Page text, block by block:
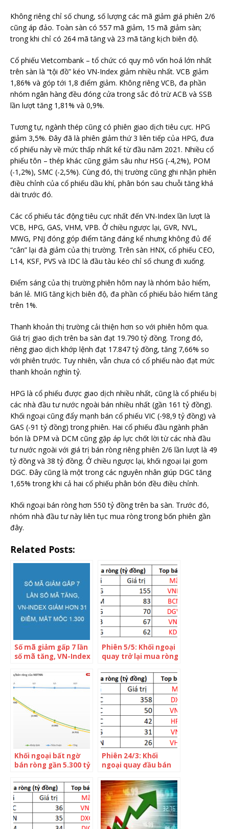
Không riêng chỉ số chung, số lượng các mã giảm giá phiên 2/6
cũng áp đảo. Toàn sàn có 557 mã giảm, 15 mã giảm sàn;
trong khi chỉ có 264 mã tăng và 23 mã tăng kịch biên độ.
Cổ phiếu Vietcombank – tổ chức có quy mô vốn hoá lớn nhất
trên sàn là “tội đồ” kéo VN-Index giảm nhiều nhất. VCB giảm
1,86% và góp tới 1,8 điểm giảm. Không riêng VCB, đa phần
nhóm ngân hàng đều đóng cửa trong sắc đỏ trừ ACB và SSB
lần lượt tăng 1,81% và 0,9%.
Tương tự, ngành thép cũng có phiên giao dịch tiêu cực. HPG
giảm 3,5%. Đây đã là phiên giảm thứ 3 liên tiếp của HPG, đưa
cổ phiếu này về mức thấp nhất kể từ đầu năm 2021. Nhiều cổ
phiếu tôn – thép khác cũng giảm sâu như HSG (-4,2%), POM
(-1,2%), SMC (-2,5%). Cùng đó, thị trường cũng ghi nhận phiên
điều chỉnh của cổ phiếu dầu khí, phân bón sau chuỗi tăng khá
dài trước đó.
Các cổ phiếu tác động tiêu cực nhất đến VN-Index lần lượt là
VCB, HPG, GAS, VHM, VPB. Ở chiều ngược lại, GVR, NVL,
MWG, PNJ đóng góp điểm tăng đáng kể nhưng không đủ để
“cân” lại đà giảm của thị trường. Trên sàn HNX, cổ phiếu CEO,
L14, KSF, PVS và IDC là đầu tàu kéo chỉ số chung đi xuống.
Điểm sáng của thị trường phiên hôm nay là nhóm bảo hiểm,
bán lẻ. MIG tăng kịch biên độ, đa phần cổ phiếu bảo hiểm tăng
trên 1%.
Thanh khoản thị trường cải thiện hơn so với phiên hôm qua.
Giá trị giao dịch trên ba sàn đạt 19.790 tỷ đồng. Trong đó,
riêng giao dịch khớp lệnh đạt 17.847 tỷ đồng, tăng 7,66% so
với phiên trước. Tuy nhiên, vẫn chưa có cổ phiếu nào đạt mức
thanh khoản nghìn tỷ.
HPG là cổ phiếu được giao dịch nhiều nhất, cũng là cổ phiếu bị
các nhà đầu tư nước ngoài bán nhiều nhất (gần 161 tỷ đồng).
Khối ngoại cũng đẩy mạnh bán cổ phiếu VIC (-98,9 tỷ đồng) và
GAS (-91 tỷ đồng) trong phiên. Hai cổ phiếu đầu ngành phân
bón là DPM và DCM cũng gặp áp lực chốt lời từ các nhà đầu
tư nước ngoài với giá trị bán ròng riêng phiên 2/6 lần lượt là 49
tỷ đồng và 38 tỷ đồng. Ở chiều ngược lại, khối ngoại lại gom
DGC. Đây cũng là một trong các nguyên nhân giúp DGC tăng
1,65% trong khi cả hai cổ phiếu phân bón đều điều chỉnh.
Khối ngoại bán ròng hơn 550 tỷ đồng trên ba sàn. Trước đó,
nhóm nhà đầu tư này liên tục mua ròng trong bốn phiên gần
đây.
Related Posts:
Số mã giảm gấp 7 lần
số mã tăng, VN-Index
mất mốc 1.300 dưới
áp lực bán lan rộng
Phiên 5/5: Khối ngoại
quay trở lại mua ròng
sàn trong ngày thị
trường tăng 12 điểm
Khối ngoại bất ngờ
bán ròng gần 5.300 tỷ
11/3, tâm điểm bán
HPG, FUEVFVND và
hàng loạt bluechips
Phiên 24/3: Khối
ngoại quay đầu bán
trên HOSE, tâm điểm
bán DXG, VNM